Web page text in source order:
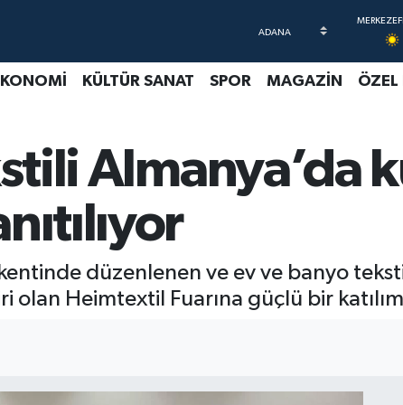
KÜLTÜR SANAT SPOR MAGAZİN ÖZEL
Almanya’da
düzenlenen ve ev ve banyo
olan Heimtextil Fuarına güçlü bir